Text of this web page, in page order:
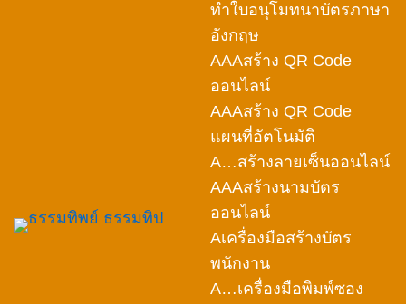
ทำใบอนุโมทนาบัตรภาษา
อังกฤษ
AAAสร้าง QR Code
ออนไลน์
AAAสร้าง QR Code
แผนที่อัตโนมัติ
A…สร้างลายเซ็นออนไลน์
AAAสร้างนามบัตร
ออนไลน์
Aเครื่องมือสร้างบัตร
พนักงาน
A…เครื่องมือพิมพ์ซอง